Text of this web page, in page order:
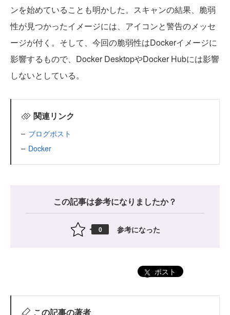
ンを始めていることも明かした。スキャンの結果、脆弱
性が見つかったイメージには、アイコンと警告のメッセ
ージが付く。そして、今回の脆弱性はDockerイメージに
影響するもので、Docker DesktopやDocker Hubには影響
しないとしている。
関連リンク
ブログポスト
Docker
この記事は参考になりましたか？
0 参考になった
ポスト
この記事の著者